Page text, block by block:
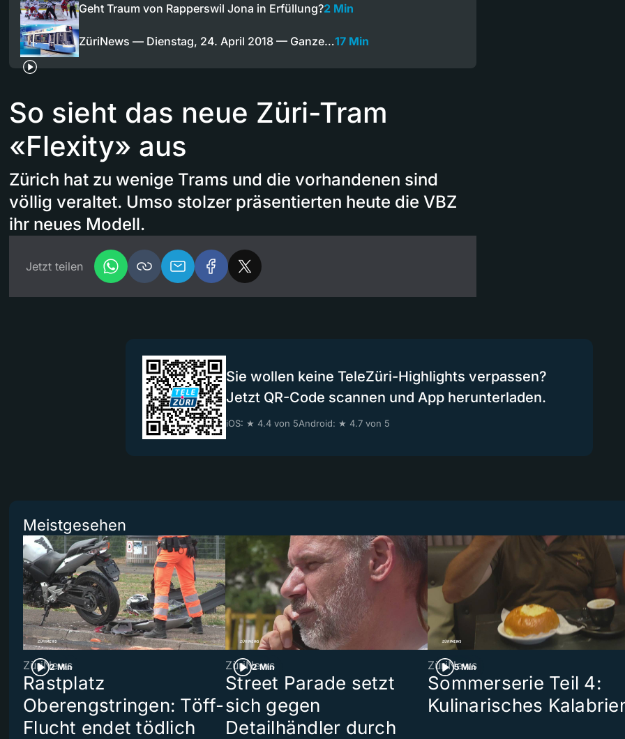
Geht Traum von Rapperswil Jona in Erfüllung?2 Min
ZüriNews — Dienstag, 24. April 2018 — Ganze…17 Min
So sieht das neue Züri-Tram
«Flexity» aus
Zürich hat zu wenige Trams und die vorhandenen sind
völlig veraltet. Umso stolzer präsentierten heute die VBZ
ihr neues Modell.
Jetzt teilen
Sie wollen keine TeleZüri-Highlights verpassen?
Jetzt QR-Code scannen und App herunterladen.
iOS: ★ 4.4 von 5Android: ★ 4.7 von 5
Meistgesehen
2 Min
ZüriNews
Rastplatz
Oberengstringen: Töff-
Flucht endet tödlich
2 Min
ZüriNews
Street Parade setzt
sich gegen
Detailhändler durch
5 Min
ZüriNews
Sommerserie Teil 4:
Kulinarisches